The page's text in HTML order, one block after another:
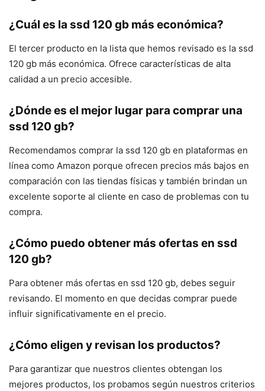
¿Cuál es la ssd 120 gb más económica?
El tercer producto en la lista que hemos revisado es la ssd
120 gb más económica. Ofrece características de alta
calidad a un precio accesible.
¿Dónde es el mejor lugar para comprar una
ssd 120 gb?
Recomendamos comprar la ssd 120 gb en plataformas en
línea como Amazon porque ofrecen precios más bajos en
comparación con las tiendas físicas y también brindan un
excelente soporte al cliente en caso de problemas con tu
compra.
¿Cómo puedo obtener más ofertas en ssd
120 gb?
Para obtener más ofertas en ssd 120 gb, debes seguir
revisando. El momento en que decidas comprar puede
influir significativamente en el precio.
¿Cómo eligen y revisan los productos?
Para garantizar que nuestros clientes obtengan los
mejores productos, los probamos según nuestros criterios